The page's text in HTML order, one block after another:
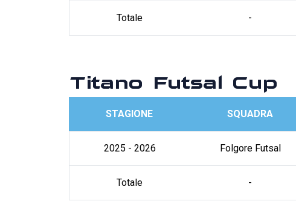
Totale -
Titano Futsal Cup
STAGIONE SQUADRA
2025 - 2026 Folgore Futsal
Totale -